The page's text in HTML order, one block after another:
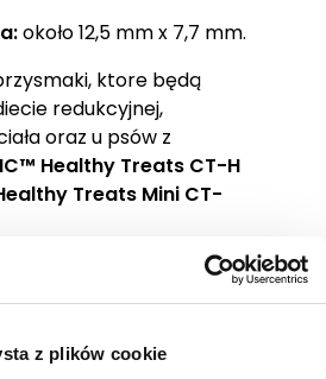
z plików cookie
około 12,5 mm x 7,7 mm.
ktore będą
redukcyjnej,
oraz u psów z
Healthy Treats CT-H
Treats Mini CT-